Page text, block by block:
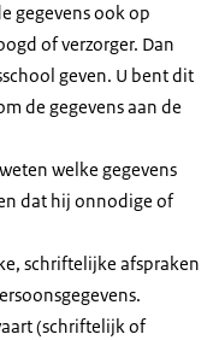
gegevens ook op
of verzorger. Dan
geven. U bent dit
de gegevens aan de
welke gegevens
dat hij onnodige of
schriftelijke afspraken
(schriftelijk of